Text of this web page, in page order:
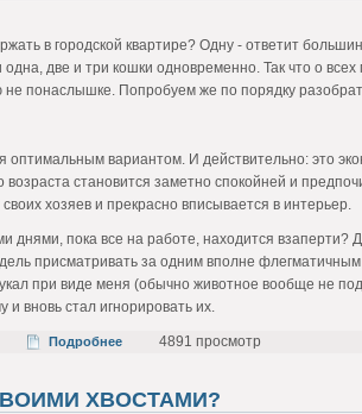
в городской квартире? Одну - ответит
две и три кошки одновременно. Так что о
понаслышке. Попробуем же по порядку
оптимальным вариантом. И действительно: это
возраста становится заметно спокойней и
хозяев и прекрасно вписывается в интерьер.
днями, пока все на работе, находится взаперти?
присматривать за одним вполне
при виде меня (обычно животное вообще не
и вновь стал игнорировать их.
Подробнее 4891 просмотр
ХВОСТАМИ?